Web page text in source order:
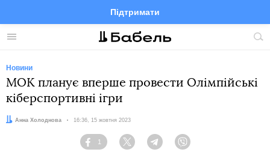
Меню
Підтримати
FacebookTelegramTwitter
Новини
МОК планує вперше провести Олімпійські
кіберспортивні ігри
Автор:
Анна Холоднова Дата:
16:36, 15 жовтня 2023
Facebook
1
Twitter TelegramViber